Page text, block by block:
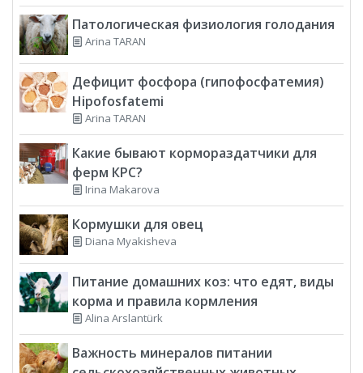
Патологическая физиология голодания
Arina TARAN
Дефицит фосфора (гипофосфатемия)
Hipofosfatemi
Arina TARAN
Какие бывают кормораздатчики для
ферм КРС?
Irina Makarova
Кормушки для овец
Diana Myakisheva
Питание домашних коз: что едят, виды
корма и правила кормления
Alina Arslantürk
Важность минералов питании